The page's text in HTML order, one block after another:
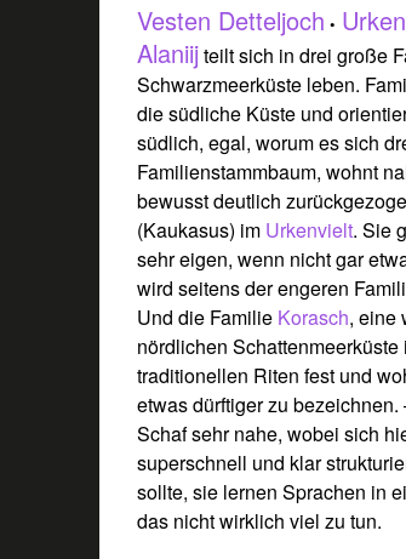
Vesten Detteljoch •
Alaniijteilt sich in drei große
Schwarzmeerküste leben.
die südliche Küste und
südlich, egal, worum es sich
Familienstammbaum, wohnt
bewusst deutlich
(Kaukasus) im Urkenvielt. Sie
sehr eigen, wenn nicht gar
wird seitens der engeren
Und die Familie Korasch, eine
nördlichen Schattenmeerküste
traditionellen Riten fest und
etwas dürftiger zu
Schaf sehr nahe, wobei sich
superschnell und klar
sollte, sie lernen Sprachen in
das nicht wirklich viel zu tun.